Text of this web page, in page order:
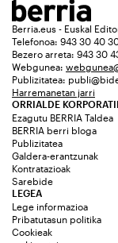
Berria.eus - Euskal
Telefonoa: 943 30 40
Bezero arreta: 943 30
Webgunea:
Publizitatea:
Harremanetan jarri
ORRIALDE
Ezagutu BERRIA Taldea
BERRIA berri bloga
Publizitatea
Galdera-erantzunak
Kontratazioak
Sarebide
LEGEA
Lege informazioa
Pribatutasun politika
Cookieak